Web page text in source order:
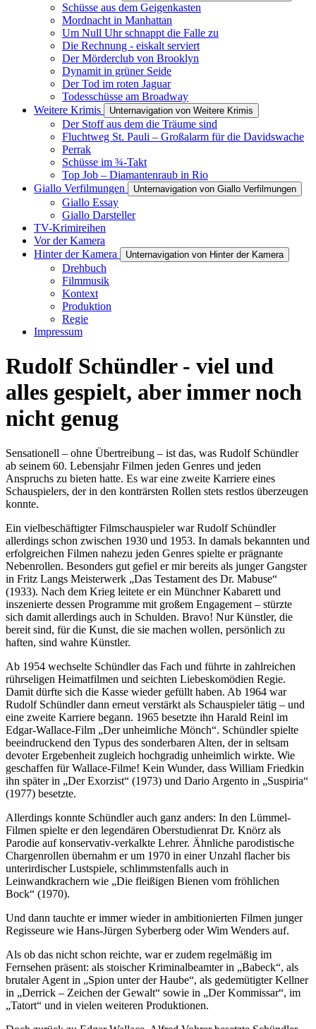
Schüsse aus dem Geigenkasten
Mordnacht in Manhattan
Um Null Uhr schnappt die Falle zu
Die Rechnung - eiskalt serviert
Der Mörderclub von Brooklyn
Dynamit in grüner Seide
Der Tod im roten Jaguar
Todesschüsse am Broadway
Weitere Krimis
Unternavigation von Weitere Krimis
Der Stoff aus dem die Träume sind
Fluchtweg St. Pauli – Großalarm für die Davidswache
Perrak
Schüsse im ¾-Takt
Top Job – Diamantenraub in Rio
Giallo Verfilmungen
Unternavigation von Giallo Verfilmungen
Giallo Essay
Giallo Darsteller
TV-Krimireihen
Vor der Kamera
Hinter der Kamera
Unternavigation von Hinter der Kamera
Drehbuch
Filmmusik
Kontext
Produktion
Regie
Impressum
Rudolf Schündler - viel und
alles gespielt, aber immer noch
nicht genug
Sensationell – ohne Übertreibung – ist das, was Rudolf Schündler
ab seinem 60. Lebensjahr Filmen jeden Genres und jeden
Anspruchs zu bieten hatte. Es war eine zweite Karriere eines
Schauspielers, der in den konträrsten Rollen stets restlos überzeugen
konnte.
Ein vielbeschäftigter Filmschauspieler war Rudolf Schündler
allerdings schon zwischen 1930 und 1953. In damals bekannten und
erfolgreichen Filmen nahezu jeden Genres spielte er prägnante
Nebenrollen. Besonders gut gefiel er mir bereits als junger Gangster
in Fritz Langs Meisterwerk „Das Testament des Dr. Mabuse“
(1933). Nach dem Krieg leitete er ein Münchner Kabarett und
inszenierte dessen Programme mit großem Engagement – stürzte
sich damit allerdings auch in Schulden. Bravo! Nur Künstler, die
bereit sind, für die Kunst, die sie machen wollen, persönlich zu
haften, sind wahre Künstler.
Ab 1954 wechselte Schündler das Fach und führte in zahlreichen
rührseligen Heimatfilmen und seichten Liebeskomödien Regie.
Damit dürfte sich die Kasse wieder gefüllt haben. Ab 1964 war
Rudolf Schündler dann erneut verstärkt als Schauspieler tätig – und
eine zweite Karriere begann. 1965 besetzte ihn Harald Reinl im
Edgar-Wallace-Film „Der unheimliche Mönch“. Schündler spielte
beeindruckend den Typus des sonderbaren Alten, der in seltsam
devoter Ergebenheit zugleich hochgradig unheimlich wirkte. Wie
geschaffen für Wallace-Filme! Kein Wunder, dass William Friedkin
ihn später in „Der Exorzist“ (1973) und Dario Argento in „Suspiria“
(1977) besetzte.
Allerdings konnte Schündler auch ganz anders: In den Lümmel-
Filmen spielte er den legendären Oberstudienrat Dr. Knörz als
Parodie auf konservativ-verkalkte Lehrer. Ähnliche parodistische
Chargenrollen übernahm er um 1970 in einer Unzahl flacher bis
unterirdischer Lustspiele, schlimmstenfalls auch in
Leinwandkrachern wie „Die fleißigen Bienen vom fröhlichen
Bock“ (1970).
Und dann tauchte er immer wieder in ambitionierten Filmen junger
Regisseure wie Hans-Jürgen Syberberg oder Wim Wenders auf.
Als ob das nicht schon reichte, war er zudem regelmäßig im
Fernsehen präsent: als stoischer Kriminalbeamter in „Babeck“, als
brutaler Agent in „Spion unter der Haube“, als gedemütigter Kellner
in „Derrick – Zeichen der Gewalt“ sowie in „Der Kommissar“, im
„Tatort“ und in vielen weiteren Produktionen.